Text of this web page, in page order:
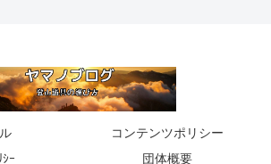
コンテンツポリシー
ｰ
団体概要